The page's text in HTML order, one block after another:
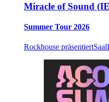
Miracle of Sound
Summer Tour 2026
Rockhouse präsentiertSaal